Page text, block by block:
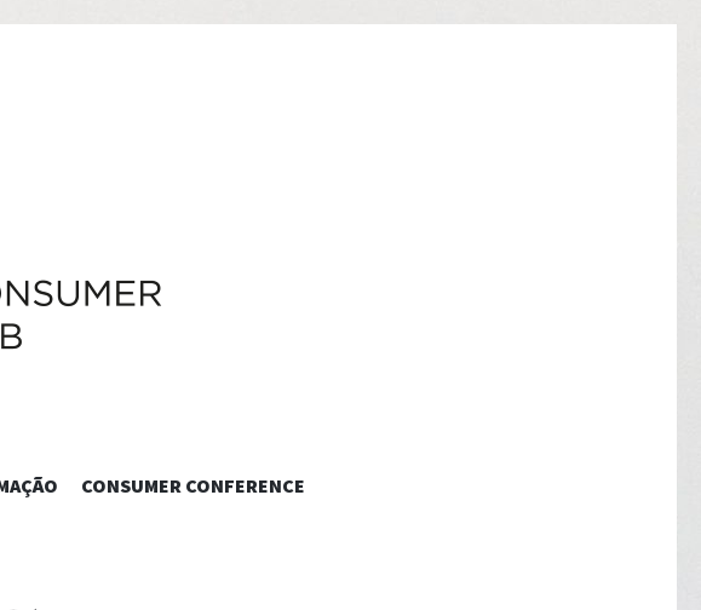
CONSUMER CONFERENCE